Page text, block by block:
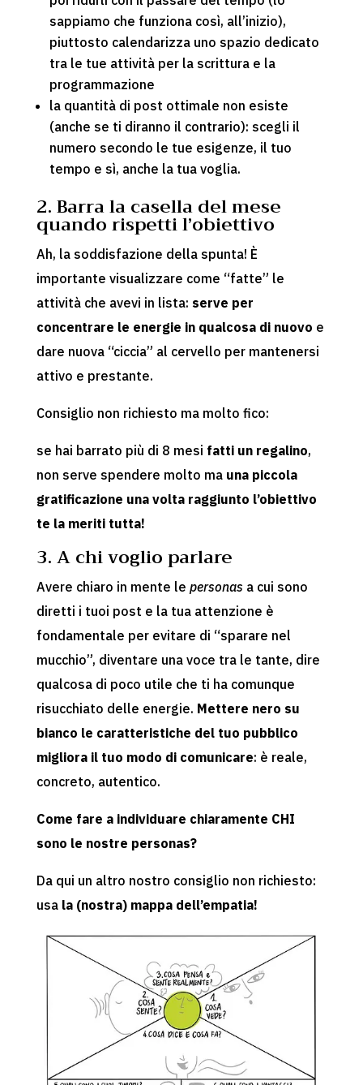
sappiamo che funziona così, all’inizio),
piuttosto calendarizza uno spazio dedicato
tra le tue attività per la scrittura e la
programmazione
la quantità di post ottimale non esiste
(anche se ti diranno il contrario): scegli il
numero secondo le tue esigenze, il tuo
tempo e sì, anche la tua voglia.
2. Barra la casella del mese
quando rispetti l’obiettivo
Ah, la soddisfazione della spunta! È
importante visualizzare come “fatte” le
attività che avevi in lista: serve per
concentrare le energie in qualcosa di nuovo e
dare nuova “ciccia” al cervello per mantenersi
attivo e prestante.
Consiglio non richiesto ma molto fico:
se hai barrato più di 8 mesi fatti un regalino,
non serve spendere molto ma una piccola
gratificazione una volta raggiunto l’obiettivo
te la meriti tutta!
3. A chi voglio parlare
Avere chiaro in mente le personas a cui sono
diretti i tuoi post e la tua attenzione è
fondamentale per evitare di “sparare nel
mucchio”, diventare una voce tra le tante, dire
qualcosa di poco utile che ti ha comunque
risucchiato delle energie. Mettere nero su
bianco le caratteristiche del tuo pubblico
migliora il tuo modo di comunicare: è reale,
concreto, autentico.
Come fare a individuare chiaramente CHI
sono le nostre personas?
Da qui un altro nostro consiglio non richiesto:
usa la (nostra) mappa dell’empatia!